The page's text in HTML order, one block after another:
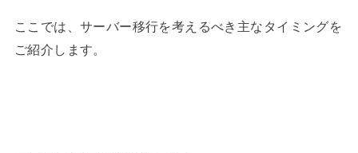
ここでは、サーバー移行を考えるべき主なタイミングを
ご紹介します。